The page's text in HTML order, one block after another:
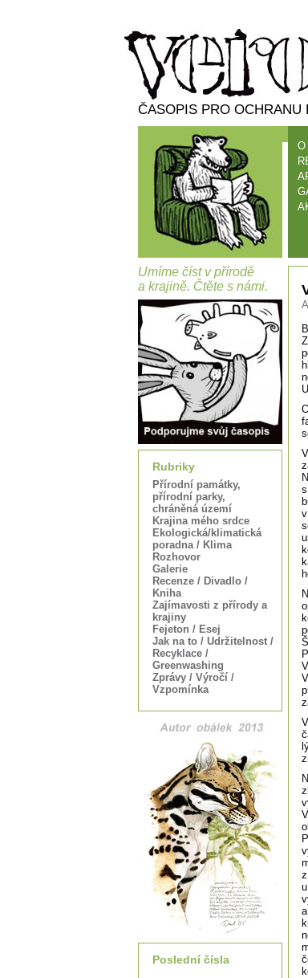
ČASOPIS PRO OCHRANU
O
Umíme číst v přírodě
a krajině. Čtěte s námi.
Rubriky
Přírodní památky,
přírodní parky,
chráněná území
Krajina mého srdce
Ekologická/klimatická
poradna / Klima
Rozhovor
Galerie
Recenze / Divadlo /
Kniha
Zajímavosti z přírody a
krajiny
Fejeton / Esej
Jak na to / Udržitelnost /
Recyklace /
Greenwashing
Zprávy / Výročí /
Vzpomínka
Poslední čísla